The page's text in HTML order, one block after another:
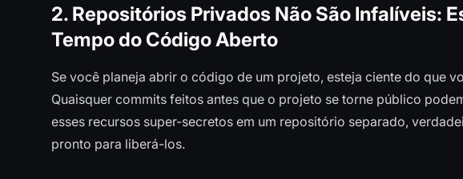
2. Repositórios Privados Não São Infalíveis:
Tempo do Código Aberto
Se você planeja abrir o código de um projeto, esteja ciente do que
Quaisquer commits feitos antes que o projeto se torne público
esses recursos super-secretos em um repositório separado,
pronto para liberá-los.